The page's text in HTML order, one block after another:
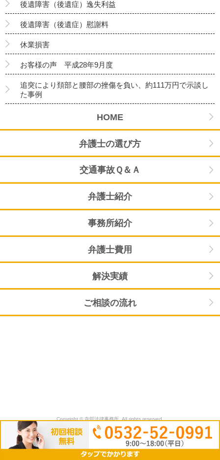
後遺障害（後遺症）逸失利益
後遺障害（後遺症）慰謝料
休業損害
お客様の声 平成28年9月度
追突により頚部と腰部の挫傷を負い、約111万円で示談し
た事例
HOME
弁護士の選び方
交通事故Ｑ＆Ａ
弁護士紹介
事務所紹介
弁護士費用
解決実績
ご相談の流れ
Copyright © 寺部法律事務所. All rights reserved.
モバイル PC